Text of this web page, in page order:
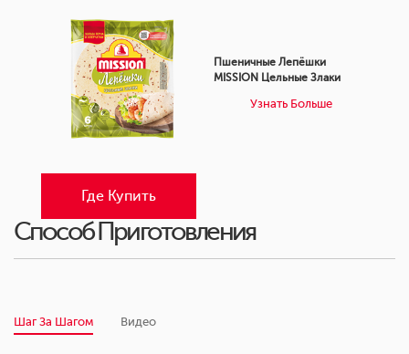
Пшеничные Лепёшки
MISSION Цельные Злаки
Узнать Больше
Где Купить
Способ Приготовления
Шаг За Шагом Видео